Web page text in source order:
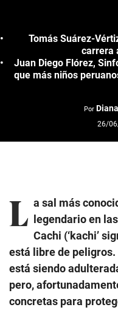
Tomás Suárez-
carrera
Juan Diego Flórez,
que más niños
Por
26/
L a sal más
legendario en
Cachi (‘kachi’
está libre de peligros.
está siendo
pero,
concretas para